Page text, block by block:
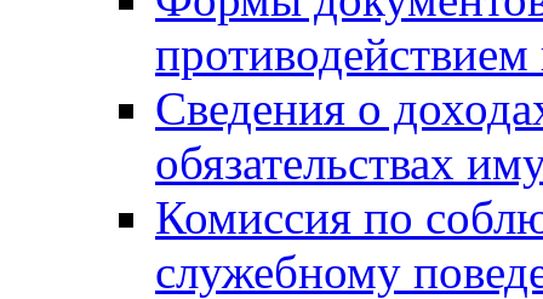
Сведения о
обязательствах
Комиссия по
служебному